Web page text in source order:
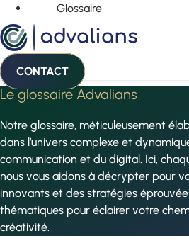
Glossaire
CONTACT
Le glossaire Advalians
Notre glossaire, méticuleusement
dans l’univers complexe et
communication et du digital. Ici,
nous vous aidons à décrypter pour
innovants et des stratégies
thématiques pour éclairer votre
créativité.